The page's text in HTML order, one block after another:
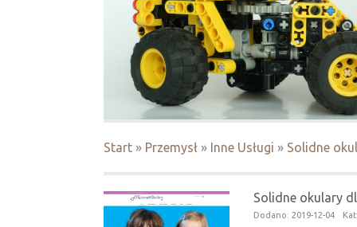
Start » Przemysł » Inne Usługi » Solidne
Solidne okulary
Dodano: 2019-12-04